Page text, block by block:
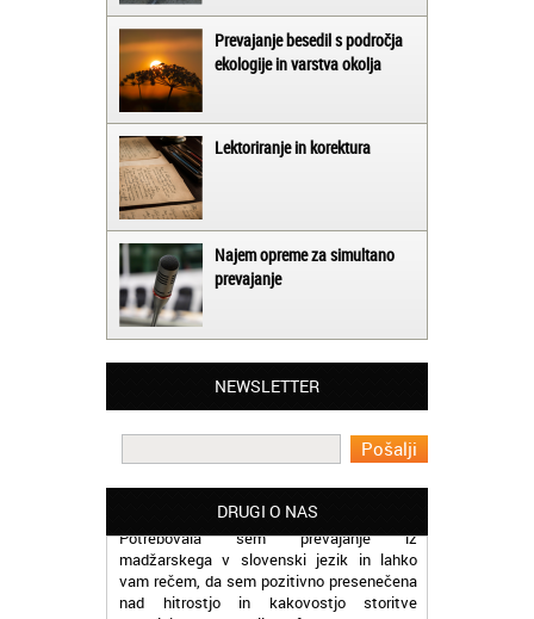
Prevajanje besedil s področja
ekologije in varstva okolja
Lektoriranje in korektura
Najem opreme za simultano
prevajanje
NEWSLETTER
DRUGI O NAS
Lahko pohvalim vse zaposlene v Akademiji
Oxford, ker so resnično profesionalni in
učinkoviti.
Martina iz Bleda:
Potrebovala sem prevajanje iz
madžarskega v slovenski jezik in lahko
vam rečem, da sem pozitivno presenečena
nad hitrostjo in kakovostjo storitve
prevajalcev Akademije Oxford.